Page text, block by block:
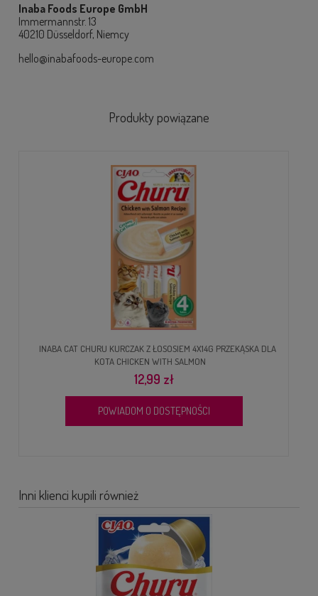
Inaba Foods Europe GmbH
Immermannstr. 13
40210 Düsseldorf, Niemcy
hello@inabafoods-europe.com
Produkty powiązane
INABA CAT CHURU KURCZAK Z ŁOSOSIEM 4X14G PRZEKĄSKA DLA
KOTA CHICKEN WITH SALMON
12,99 zł
POWIADOM O DOSTĘPNOŚCI
Inni klienci kupili również